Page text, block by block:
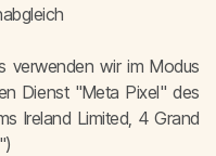
verwenden wir im Modus
Dienst "Meta Pixel" des
Ireland Limited, 4 Grand